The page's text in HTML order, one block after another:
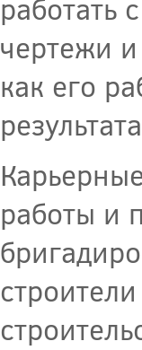
работать
чертежи
как его
работы и